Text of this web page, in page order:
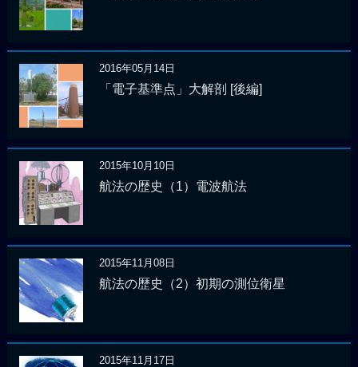
2016年05月14日
「電子基準点」大解剖 [後編]
2015年10月10日
航法の歴史（1）電波航法
2015年11月08日
航法の歴史（2）初期の測位衛星
2015年11月17日